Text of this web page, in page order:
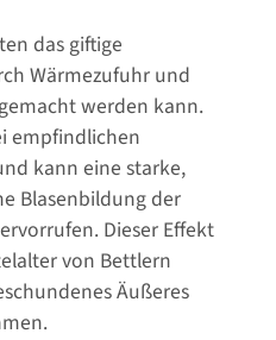
das giftige
Wärmezufuhr und
werden kann.
empfindlichen
kann eine starke,
Blasenbildung der
Dieser Effekt
von Bettlern
Äußeres